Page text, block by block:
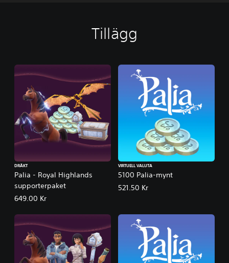
Tillägg
Palia - Royal Highlands
supporterpaket
DRÄKT
649.00 Kr
5100 Palia-mynt
VIRTUELL VALUTA
521.50 Kr